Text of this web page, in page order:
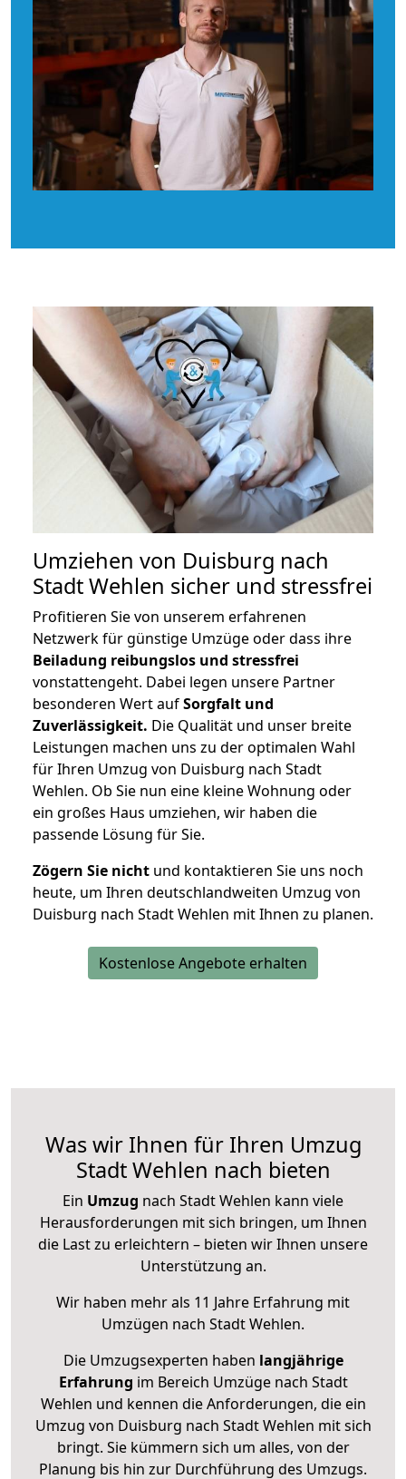
Umziehen von Duisburg nach
Stadt Wehlen sicher und stressfrei
Profitieren Sie von unserem erfahrenen
Netzwerk für günstige Umzüge oder dass ihre
Beiladung reibungslos und stressfrei
vonstattengeht. Dabei legen unsere Partner
besonderen Wert aufSorgfalt und
Zuverlässigkeit. Die Qualität und unser breite
Leistungen machen uns zu der optimalen Wahl
für Ihren Umzug von Duisburg nach Stadt
Wehlen. Ob Sie nun eine kleine Wohnung oder
ein großes Haus umziehen, wir haben die
passende Lösung für Sie.
Zögern Sie nicht und kontaktieren Sie uns noch
heute, um Ihren deutschlandweiten Umzug von
Duisburg nach Stadt Wehlen mit Ihnen zu planen.
Kostenlose Angebote erhalten
Was wir Ihnen für Ihren Umzug
Stadt Wehlen nach bieten
Ein Umzug nach Stadt Wehlen kann viele
Herausforderungen mit sich bringen, um Ihnen
die Last zu erleichtern – bieten wir Ihnen unsere
Unterstützung an.
Wir haben mehr als 11 Jahre Erfahrung mit
Umzügen nach Stadt Wehlen.
Die Umzugsexperten haben langjährige
Erfahrung im Bereich Umzüge nach Stadt
Wehlen und kennen die Anforderungen, die ein
Umzug von Duisburg nach Stadt Wehlen mit sich
bringt. Sie kümmern sich um alles, von der
Planung bis hin zur Durchführung des Umzugs.